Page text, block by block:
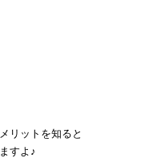
リットを知ると
すよ♪